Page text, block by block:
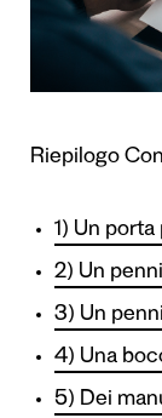
Riepilogo
1) Un
2) Un
3) Un
4) Una
5) Dei